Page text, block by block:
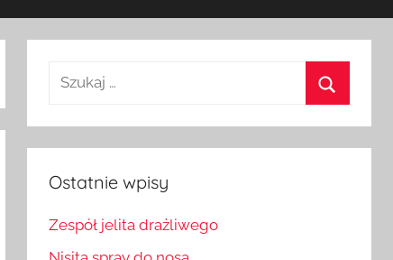
Szukaj:
Ostatnie wpisy
Zespół jelita drażliwego